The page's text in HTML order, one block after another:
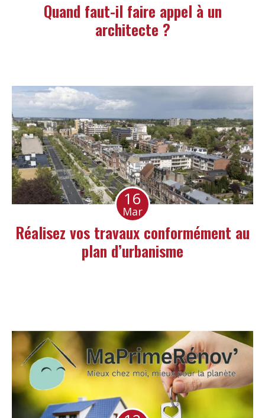
Quand faut-il faire appel à un
architecte ?
16
Mar
Réalisez vos travaux conformément au
plan d’urbanisme